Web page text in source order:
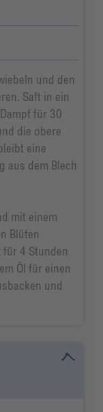
und den
Saft in ein
für 30
die obere
eine
aus dem Blech
mit einem
Blüten
4 Stunden
Öl für einen
und